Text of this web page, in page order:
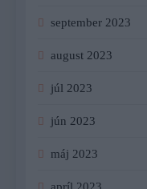
september 2023
august 2023
júl 2023
jún 2023
máj 2023